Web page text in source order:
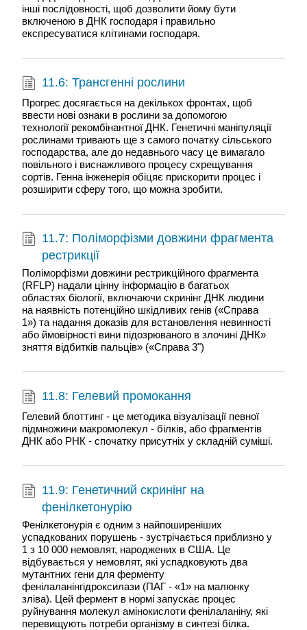
інші послідовності, щоб дозволити йому бути
включеною в ДНК господаря і правильно
експресуватися клітинами господаря.
11.6: Трансгенні рослини
Прогрес досягається на декількох фронтах, щоб
ввести нові ознаки в рослини за допомогою
технології рекомбінантної ДНК. Генетичні маніпуляції
рослинами тривають ще з самого початку сільського
господарства, але до недавнього часу це вимагало
повільного і виснажливого процесу схрещування
сортів. Генна інженерія обіцяє прискорити процес і
розширити сферу того, що можна зробити.
11.7: Поліморфізми довжини фрагмента
рестрикції
Поліморфізми довжини рестрикційного фрагмента
(RFLP) надали цінну інформацію в багатьох
областях біології, включаючи скринінг ДНК людини
на наявність потенційно шкідливих генів («Справа
1») та надання доказів для встановлення невинності
або ймовірності вини підозрюваного в злочині ДНК»
зняття відбитків пальців» («Справа 3")
11.8: Гелевий промокання
Гелевий блоттинг - це методика візуалізації певної
підмножини макромолекул - білків, або фрагментів
ДНК або РНК - спочатку присутніх у складній суміші.
11.9: Генетичний скринінг на
фенілкетонурію
Фенілкетонурія є одним з найпоширеніших
успадкованих порушень - зустрічається приблизно у
1 з 10 000 немовлят, народжених в США. Це
відбувається у немовлят, які успадковують два
мутантних гени для ферменту
фенілаланінгідроксилази (ПАГ - «1» на малюнку
зліва). Цей фермент в нормі запускає процес
руйнування молекул амінокислоти фенілаланіну, які
перевищують потреби організму в синтезі білка.